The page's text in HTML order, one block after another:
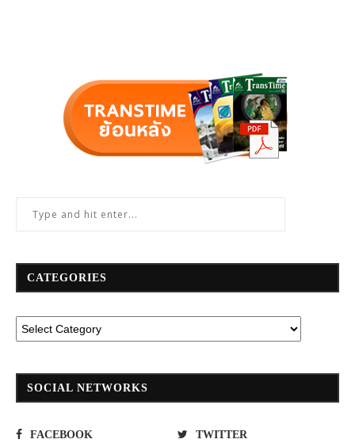
CATEGORIES
SOCIAL NETWORKS
FACEBOOK TWITTER